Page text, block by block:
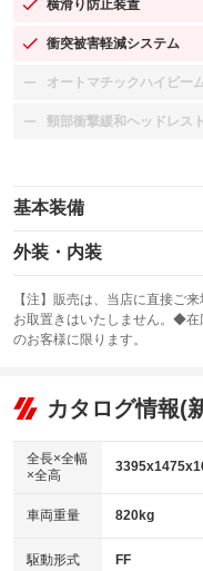
横滑り防止装置
：装備あり
衝突被害軽減システム
：装備あり
オートマチックハイビー
：装備なし
頸部衝撃緩和ヘッドレスト
：装備なし
基本装備
エアバッグ：運転席/助手席
：装備あり
：装備なし
サンルーフ
：装備なし
リフトアップ
：装備なし
：装備なし
パワーウィンドウ
アイドリングストップ
：装備あり
USB入力端子
：装備なし
外装・内装
カーナビ：SDナビ
：装備あり
TV：ワンセグ
：装備あり
ビジュアル：-／DVD再生
：装備あり
：装備あり
革シート
キーレス
HID(キセノンライト)
【注】販売は、当店に直接ご
お取置きはいたしません。◆
のお客様に限ります。
カタログ情報(
全長×全幅
×全高
車両重量 820kg
駆動形式 FF